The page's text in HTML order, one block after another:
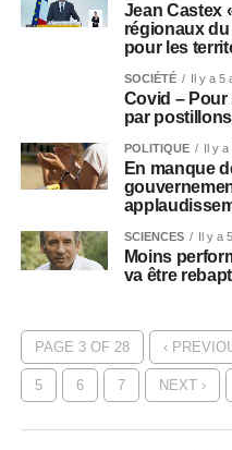
Jean Castex
régionaux
pour les
SOCIÉTÉ Il y a 5
Covid –
par
POLITIQUE Il y a
En manque
SCIENCES Il y a
Moins
va être
PAGE 3 OF 28 ‹
5 6 7 NEXT ›